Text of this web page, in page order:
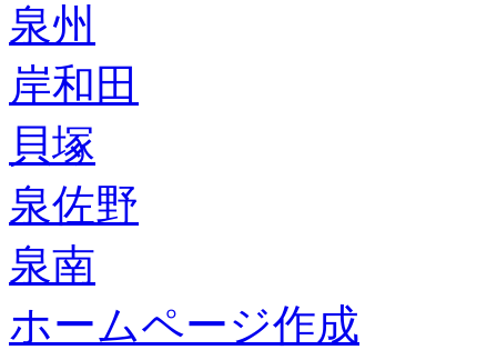
泉州
岸和田
貝塚
泉佐野
泉南
ホームページ作成